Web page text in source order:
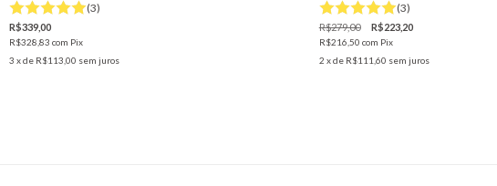
(3)
R$339,00
R$328,83 com Pix
3 x de R$113,00 sem juros
(3)
R$279,00 R$223,20
R$216,50 com Pix
2 x de R$111,60 sem juros